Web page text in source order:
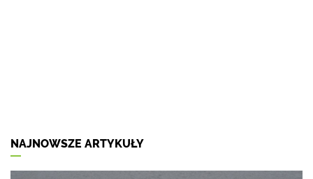
NAJNOWSZE ARTYKUŁY